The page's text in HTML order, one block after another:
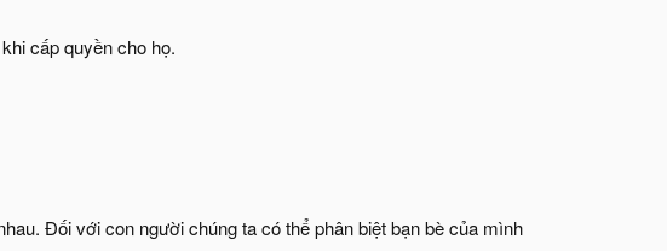
cấp quyền cho họ.
Đối với con người chúng ta có thể phân biệt bạn bè của mình